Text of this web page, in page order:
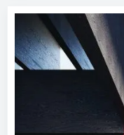
Bitte auswählen
Fertigstellung (Jahr)
Bitte wählen…